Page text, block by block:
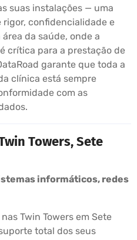
suas instalações — uma
confidencialidade e
da saúde, onde a
crítica para a prestação de
garante que toda a
clínica está sempre
com as
Towers, Sete
informáticos, redes
Twin Towers em Sete
total dos seus